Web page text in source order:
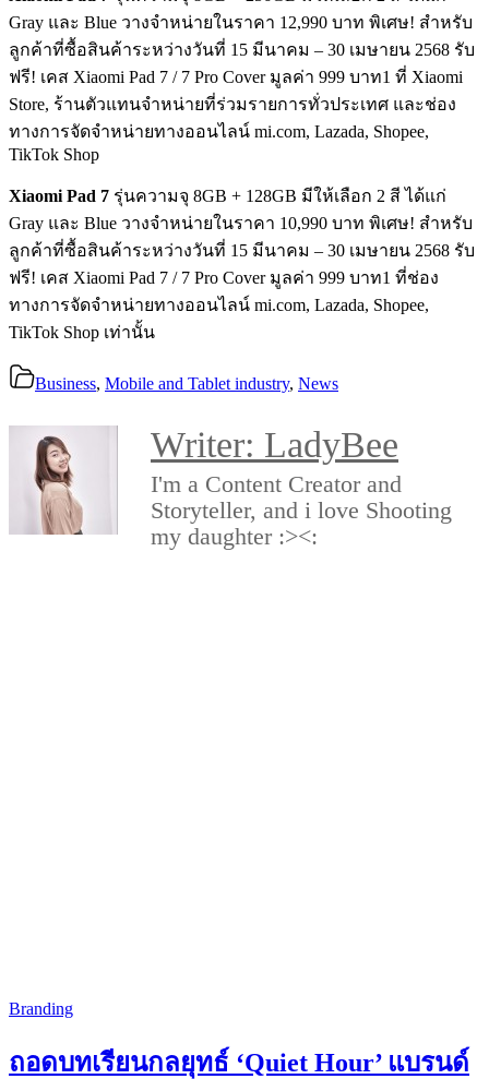
Gray และ Blue วางจำหน่ายในราคา 12,990 บาท พิเศษ! สำหรับ
ลูกค้าที่ซื้อสินค้าระหว่างวันที่ 15 มีนาคม – 30 เมษายน 2568 รับ
ฟรี! เคส Xiaomi Pad 7 / 7 Pro Cover มูลค่า 999 บาท1 ที่ Xiaomi
Store, ร้านตัวแทนจำหน่ายที่ร่วมรายการทั่วประเทศ และช่อง
ทางการจัดจำหน่ายทางออนไลน์ mi.com, Lazada, Shopee,
TikTok Shop
Xiaomi Pad 7 รุ่นความจุ 8GB + 128GB มีให้เลือก 2 สี ได้แก่
Gray และ Blue วางจำหน่ายในราคา 10,990 บาท พิเศษ! สำหรับ
ลูกค้าที่ซื้อสินค้าระหว่างวันที่ 15 มีนาคม – 30 เมษายน 2568 รับ
ฟรี! เคส Xiaomi Pad 7 / 7 Pro Cover มูลค่า 999 บาท1 ที่ช่อง
ทางการจัดจำหน่ายทางออนไลน์ mi.com, Lazada, Shopee,
TikTok Shop เท่านั้น
Business, Mobile and Tablet industry, News
Writer: LadyBee
I'm a Content Creator and
Storyteller, and i love Shooting
my daughter :><:
Branding
ถอดบทเรียนกลยุทธ์ ‘Quiet Hour’ แบรนด์